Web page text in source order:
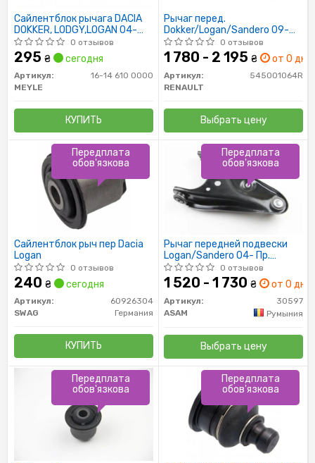
Сайлентблок рычага DACIA
DOKKER, LODGY,LOGAN 04-
перед. мост низ (Пр-во
MEYLE)
0 отзывов
295 ₴ сегодня
Артикул:
16-14 610 0000
MEYLE
КУПИТЬ
Рычаг перед.
Dokker/Logan/Sandero 09-
Пр.
0 отзывов
1 780 - 2 195 ₴ от 0 дн.
Артикул:
545001064R
RENAULT
Выбрать цену
Сайлентблок рыч пер Dacia
Logan
0 отзывов
240 ₴ сегодня
Артикул:
60926304
SWAG
Германия
КУПИТЬ
Передплата
обов'язкова
Рычаг передней подвески
Logan/Sandero 04- Пр.
(усиленный метал=3мм)
0 отзывов
1 520 - 1 730 ₴ от 0 дн.
Артикул:
30597
ASAM
Румыния
Выбрать цену
Передплата
обов'язкова
Передплата
обов'язкова
Передплата
обов'язкова